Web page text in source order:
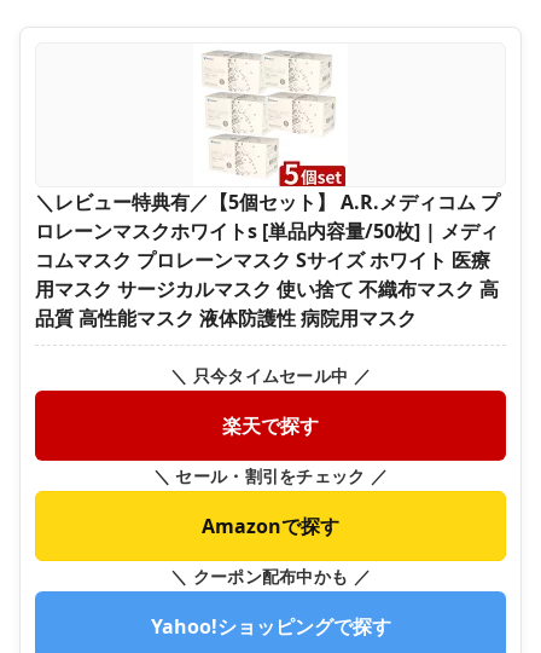
＼レビュー特典有／【5個セット】 A.R.メディコム プ
ロレーンマスクホワイトs [単品内容量/50枚] | メディ
コムマスク プロレーンマスク Sサイズ ホワイト 医療
用マスク サージカルマスク 使い捨て 不織布マスク 高
品質 高性能マスク 液体防護性 病院用マスク
＼ 只今タイムセール中 ／
楽天で探す
＼ セール・割引をチェック ／
Amazonで探す
＼ クーポン配布中かも ／
Yahoo!ショッピングで探す